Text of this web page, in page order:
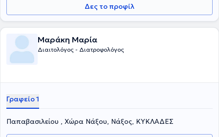
Δες το προφίλ
Μαράκη Μαρία
Διαιτολόγος - Διατροφολόγος
Γραφείο 1
Παπαβασιλείου , Χώρα Νάξου, Νάξος, ΚΥΚΛΑΔΕΣ